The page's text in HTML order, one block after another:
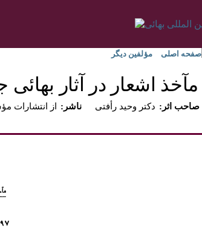
صفحه اصلی مؤلفين ديگر
مآخذ اشعار در آثار بهائى
از انتشارات :ناشر دكتر وحيد رأفتى
:صاحب اثر